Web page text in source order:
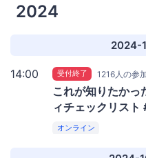
2024
2024-
14:00 受付終了 1216人の参
これが知りたか
ィチェックリス
オンライン